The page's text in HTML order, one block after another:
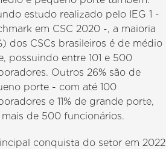
estudo realizado pelo IEG 1 -
em CSC 2020 -, a maioria
dos CSCs brasileiros é de médio
possuindo entre 101 e 500
Outros 26% são de
porte - com até 100
e 11% de grande porte,
de 500 funcionários.
conquista do setor em 2022